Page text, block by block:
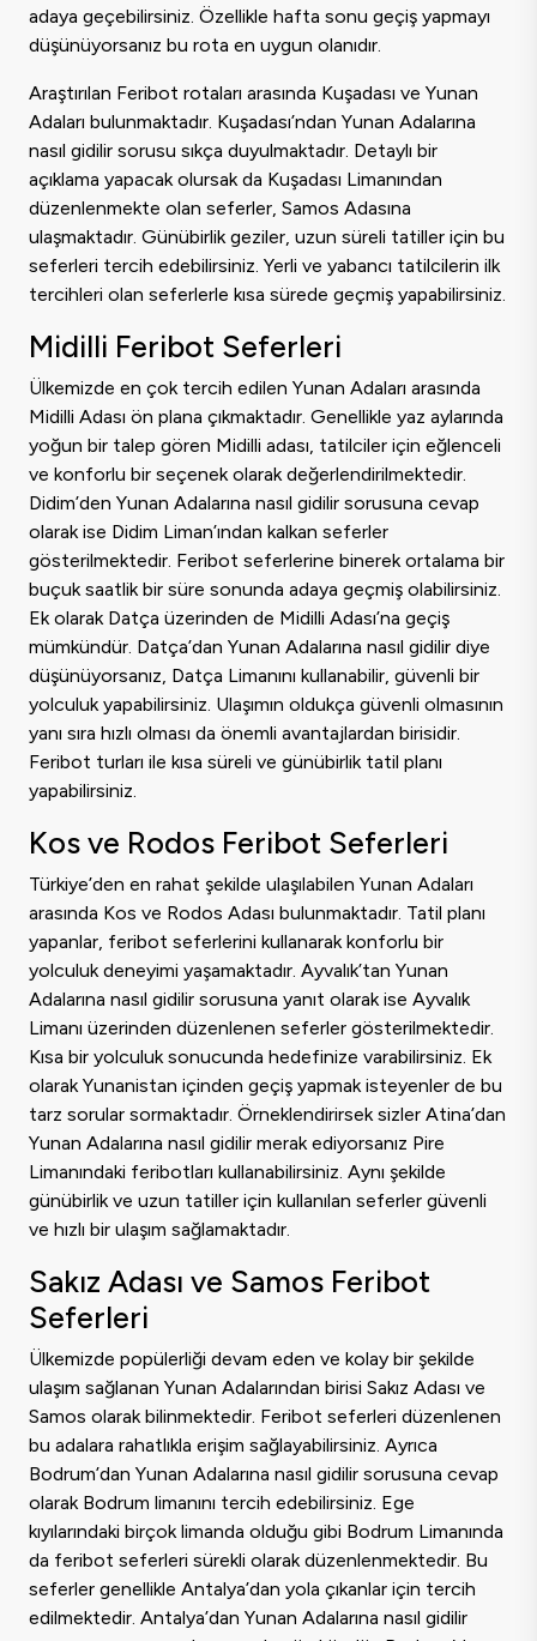
adaya geçebilirsiniz. Özellikle hafta sonu geçiş yapmayı
düşünüyorsanız bu rota en uygun olanıdır.
Araştırılan Feribot rotaları arasında Kuşadası ve Yunan
Adaları bulunmaktadır. Kuşadası’ndan Yunan Adalarına
nasıl gidilir sorusu sıkça duyulmaktadır. Detaylı bir
açıklama yapacak olursak da Kuşadası Limanından
düzenlenmekte olan seferler, Samos Adasına
ulaşmaktadır. Günübirlik geziler, uzun süreli tatiller için bu
seferleri tercih edebilirsiniz. Yerli ve yabancı tatilcilerin ilk
tercihleri olan seferlerle kısa sürede geçmiş yapabilirsiniz.
Midilli Feribot Seferleri
Ülkemizde en çok tercih edilen Yunan Adaları arasında
Midilli Adası ön plana çıkmaktadır. Genellikle yaz aylarında
yoğun bir talep gören Midilli adası, tatilciler için eğlenceli
ve konforlu bir seçenek olarak değerlendirilmektedir.
Didim’den Yunan Adalarına nasıl gidilir sorusuna cevap
olarak ise Didim Liman’ından kalkan seferler
gösterilmektedir. Feribot seferlerine binerek ortalama bir
buçuk saatlik bir süre sonunda adaya geçmiş olabilirsiniz.
Ek olarak Datça üzerinden de Midilli Adası’na geçiş
mümkündür. Datça’dan Yunan Adalarına nasıl gidilir diye
düşünüyorsanız, Datça Limanını kullanabilir, güvenli bir
yolculuk yapabilirsiniz. Ulaşımın oldukça güvenli olmasının
yanı sıra hızlı olması da önemli avantajlardan birisidir.
Feribot turları ile kısa süreli ve günübirlik tatil planı
yapabilirsiniz.
Kos ve Rodos Feribot Seferleri
Türkiye’den en rahat şekilde ulaşılabilen Yunan Adaları
arasında Kos ve Rodos Adası bulunmaktadır. Tatil planı
yapanlar, feribot seferlerini kullanarak konforlu bir
yolculuk deneyimi yaşamaktadır. Ayvalık’tan Yunan
Adalarına nasıl gidilir sorusuna yanıt olarak ise Ayvalık
Limanı üzerinden düzenlenen seferler gösterilmektedir.
Kısa bir yolculuk sonucunda hedefinize varabilirsiniz. Ek
olarak Yunanistan içinden geçiş yapmak isteyenler de bu
tarz sorular sormaktadır. Örneklendirirsek sizler Atina’dan
Yunan Adalarına nasıl gidilir merak ediyorsanız Pire
Limanındaki feribotları kullanabilirsiniz. Aynı şekilde
günübirlik ve uzun tatiller için kullanılan seferler güvenli
ve hızlı bir ulaşım sağlamaktadır.
Sakız Adası ve Samos Feribot
Seferleri
Ülkemizde popülerliği devam eden ve kolay bir şekilde
ulaşım sağlanan Yunan Adalarından birisi Sakız Adası ve
Samos olarak bilinmektedir. Feribot seferleri düzenlenen
bu adalara rahatlıkla erişim sağlayabilirsiniz. Ayrıca
Bodrum’dan Yunan Adalarına nasıl gidilir sorusuna cevap
olarak Bodrum limanını tercih edebilirsiniz. Ege
kıyılarındaki birçok limanda olduğu gibi Bodrum Limanında
da feribot seferleri sürekli olarak düzenlenmektedir. Bu
seferler genellikle Antalya’dan yola çıkanlar için tercih
edilmektedir. Antalya’dan Yunan Adalarına nasıl gidilir